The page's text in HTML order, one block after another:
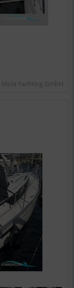
Mola Yachting GmbH